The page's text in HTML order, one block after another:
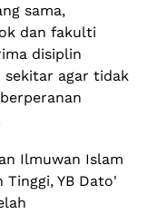
sama,
dan fakulti
disiplin
sekitar agar tidak
Ilmuwan Islam
YB Dato'